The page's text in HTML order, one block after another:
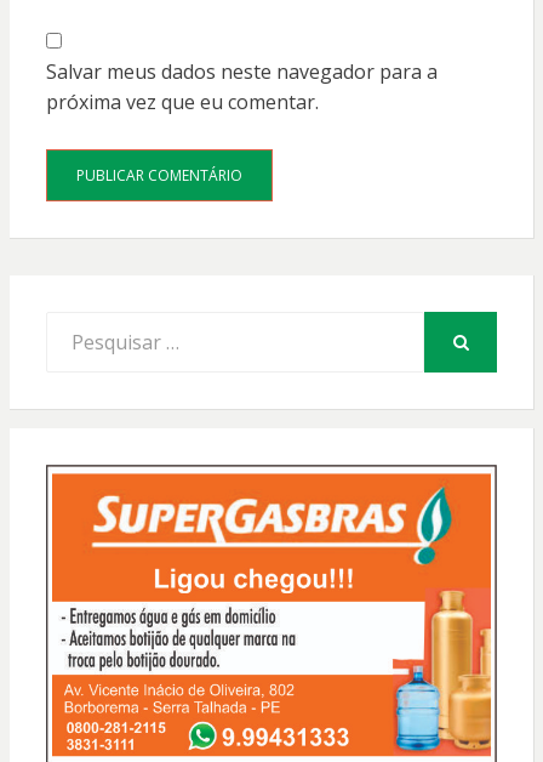
Salvar meus dados neste navegador para a
próxima vez que eu comentar.
por: